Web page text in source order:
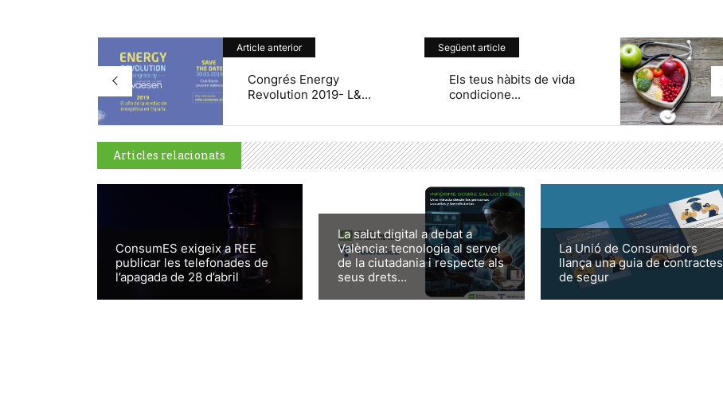
Article anterior
Congrés Energy
Revolution 2019- L&...
Següent article
Els teus hàbits de vida
condicione...
Articles relacionats
ConsumES exigeix a REE
publicar les telefonades de
l’apagada de 28 d’abril
La salut digital a debat a
València: tecnologia al servei
de la ciutadania i respecte als
seus drets...
La Unió de Consumidors
llança una guia de contractes
de segur